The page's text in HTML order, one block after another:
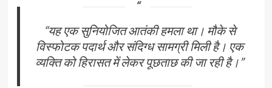
“यह एक सुनियोजित आतंकी हमला था। मौके से
विस्फोटक पदार्थ और संदिग्ध सामग्री मिली है। एक
व्यक्ति को हिरासत में लेकर पूछताछ की जा रही है।”